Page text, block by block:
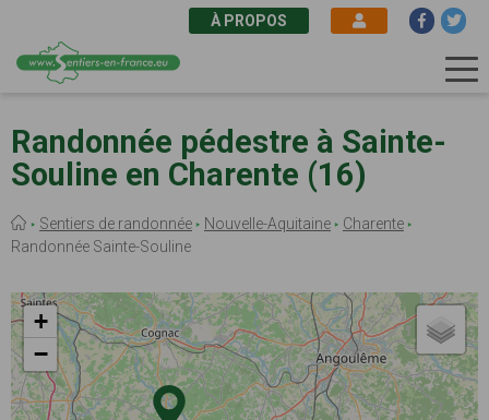
au
contenu
principal
À PROPOS
Randonnée pédestre à Sainte-
Souline en Charente (16)
Fil
d'Ariane
Sentiers de randonnée Nouvelle-Aquitaine
Charente
Randonnée Sainte-Souline
+
−